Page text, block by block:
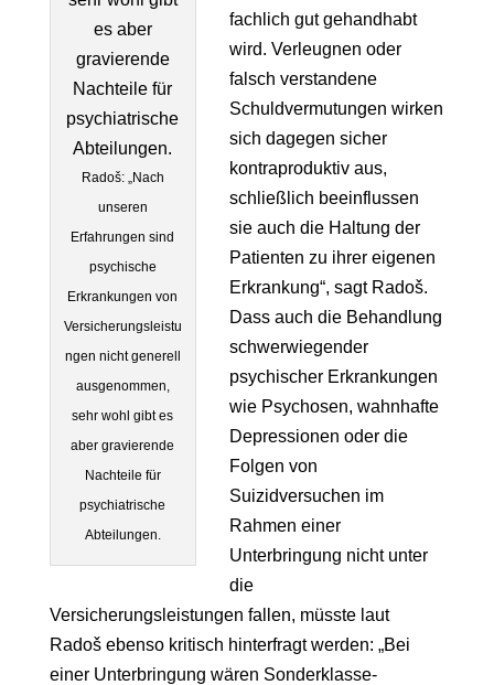
Radoš: „Nach
unseren
Erfahrungen sind
psychische
Erkrankungen von
Versicherungsleistu
ngen nicht generell
ausgenommen,
sehr wohl gibt es
aber gravierende
Nachteile für
psychiatrische
Abteilungen.
fachlich gut gehandhabt
wird. Verleugnen oder
falsch verstandene
Schuldvermutungen wirken
sich dagegen sicher
kontraproduktiv aus,
schließlich beeinflussen
sie auch die Haltung der
Patienten zu ihrer eigenen
Erkrankung“, sagt Radoš.
Dass auch die Behandlung
schwerwiegender
psychischer Erkrankungen
wie Psychosen, wahnhafte
Depressionen oder die
Folgen von
Suizidversuchen im
Rahmen einer
Unterbringung nicht unter
die
Versicherungsleistungen fallen, müsste laut
Radoš ebenso kritisch hinterfragt werden: „Bei
einer Unterbringung wären Sonderklasse-